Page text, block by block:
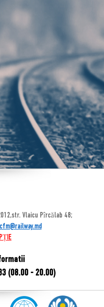
Vlaicu Pîrcălab 48;
cfm@railway.md
(08.00 - 20.00)